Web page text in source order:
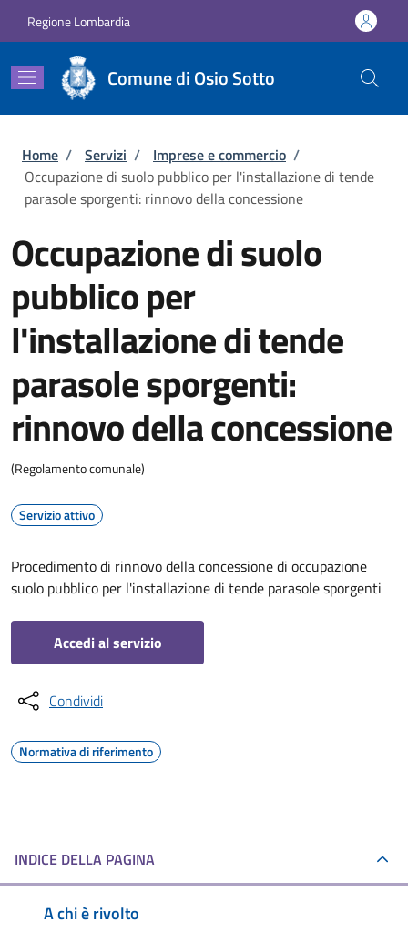
Regione Lombardia
Comune di Osio Sotto
Briciole di pane
Home / Servizi / Imprese e commercio /
Occupazione di suolo pubblico per l'installazione di tende
parasole sporgenti: rinnovo della concessione
Occupazione di suolo
pubblico per
l'installazione di tende
parasole sporgenti:
rinnovo della concessione
(Regolamento comunale)
Servizio attivo
Procedimento di rinnovo della concessione di occupazione
suolo pubblico per l'installazione di tende parasole sporgenti
Accedi al servizio
Condividi
Normativa di riferimento
INDICE DELLA PAGINA
A chi è rivolto